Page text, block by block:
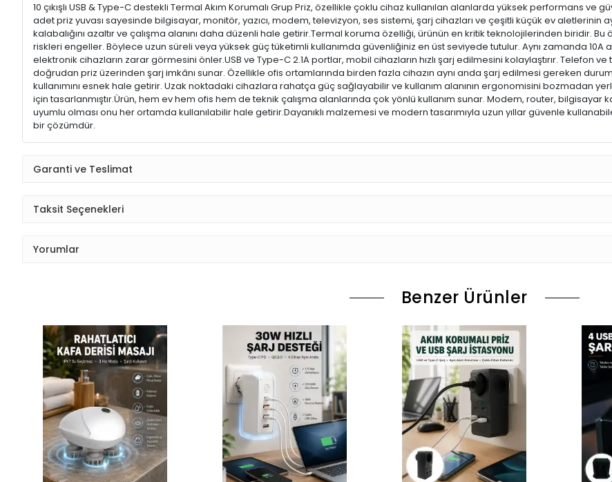
10 çıkışlı USB & Type-C destekli Termal Akım Korumalı Grup Priz, özellikle çoklu cihaz kullanılan alanlarda yüksek performans ve
adet priz yuvası sayesinde bilgisayar, monitör, yazıcı, modem, televizyon, ses sistemi, şarj cihazları ve çeşitli küçük ev aletlerinin
kalabalığını azaltır ve çalışma alanını daha düzenli hale getirir.Termal koruma özelliği, ürünün en kritik teknolojilerinden biridir. Bu
riskleri engeller. Böylece uzun süreli veya yüksek güç tüketimli kullanımda güvenliğiniz en üst seviyede tutulur. Aynı zamanda
elektronik cihazların zarar görmesini önler.USB ve Type-C 2.1A portlar, mobil cihazların hızlı şarj edilmesini kolaylaştırır. Telefon
doğrudan priz üzerinden şarj imkânı sunar. Özellikle ofis ortamlarında birden fazla cihazın aynı anda şarj edilmesi gereken
kullanımını esnek hale getirir. Uzak noktadaki cihazlara rahatça güç sağlayabilir ve kullanım alanının ergonomisini bozmadan
için tasarlanmıştır.Ürün, hem ev hem ofis hem de teknik çalışma alanlarında çok yönlü kullanım sunar. Modem, router, bilgisayar
uyumlu olması onu her ortamda kullanılabilir hale getirir.Dayanıklı malzemesi ve modern tasarımıyla uzun yıllar güvenle
bir çözümdür.
Garanti ve Teslimat
Taksit Seçenekleri
Yorumlar
Benzer Ürünler